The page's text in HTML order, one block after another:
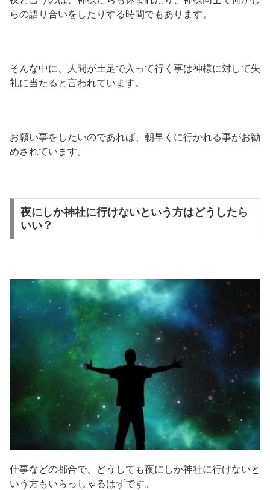
らの語り合いをしたりする時間でもあります。
そんな中に、人間が土足で入って行く事は神様に対して失
礼に当たると言われています。
お願い事をしたいのであれば、朝早くに行かれる事がお勧
めされています。
夜にしか神社に行けないという方はどうしたら
いい？
仕事などの都合で、どうしても夜にしか神社に行けないと
いう方もいらっしゃるはずです。